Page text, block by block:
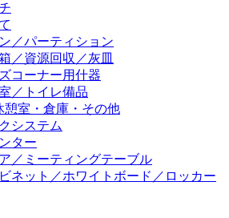
／パーティション
／資源回収／灰皿
コーナー用什器
／トイレ備品
憩室・倉庫・その他
システム
ター
／ミーティングテーブル
ネット／ホワイトボード／ロッカー